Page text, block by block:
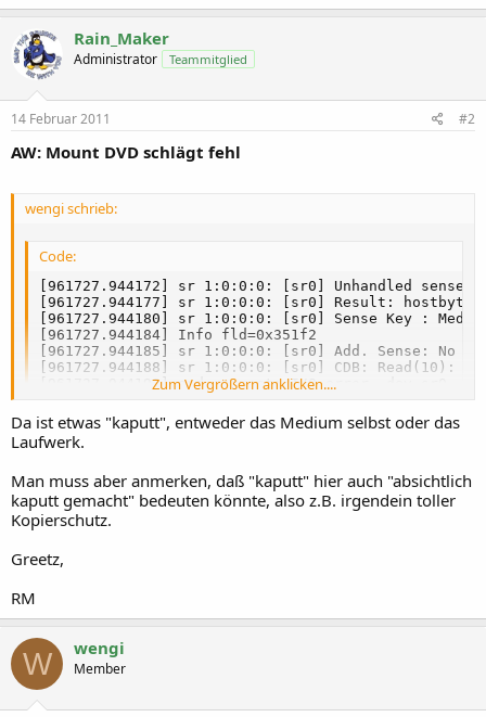
Rain_Maker
Administrator Teammitglied
14 Februar 2011 #2
AW: Mount DVD schlägt fehl
wengi schrieb:
Code:
[961727.944172] sr 1:0:0:0: [sr0] Unhandled sense
[961727.944177] sr 1:0:0:0: [sr0] Result:
[961727.944180] sr 1:0:0:0: [sr0] Sense Key :
[961727.944184] Info fld=0x351f2
[961727.944185] sr 1:0:0:0: [sr0] Add. Sense: No
[961727.944188] sr 1:0:0:0: [sr0] CDB: Read(10):
[961727.944193] end_request: I/O error, dev sr0,
[961729.030093] UDF-fs: No anchor found
[961729.030101] UDF-fs: No partition found (1)
Zum Vergrößern anklicken....
Da ist etwas "kaputt", entweder das Medium selbst oder das
Laufwerk.
Man muss aber anmerken, daß "kaputt" hier auch "absichtlich
kaputt gemacht" bedeuten könnte, also z.B. irgendein toller
Kopierschutz.
Greetz,
RM
W wengi
Member